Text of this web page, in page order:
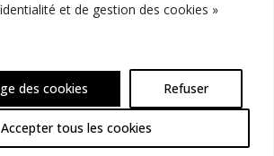
et de gestion des cookies »
des cookies Refuser
Accepter tous les cookies
61 Rue de Lyon, 75012 Paris -
-Gestion des cookies-